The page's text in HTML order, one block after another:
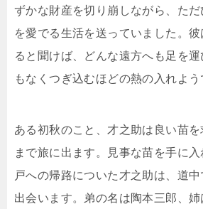
ずかな財産を切り崩しながら、た
を愛でる生活を送っていました。
ると聞けば、どんな遠方へも足を
もなくつぎ込むほどの熱の入れよう
ある初秋のこと、才之助は良い苗
まで旅に出ます。見事な苗を手に
戸への帰路についた才之助は、道
出会います。弟の名は陶本三郎、